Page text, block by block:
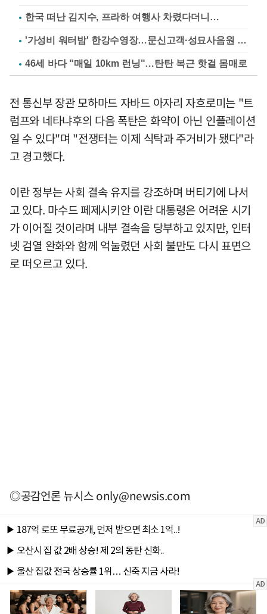
한국 떠난 김지수, 프라하 여행사 차렸다더니…
'가성비 워터밤' 한강수영장…문신고객·성묘사음원 민원
46세 바다 "매일 10km 런닝"…탄탄 복근 핫걸 몸매로
전 통신부 장관 모하마드 자바드 아자리 자흐로미는 "트
럼프와 네타냐후의 다음 폭탄은 화약이 아닌 인플레이션
일 수 있다"며 "전쟁터는 이제 식탁과 주거비가 됐다"라
고 경고했다.
이란 정부는 사회 결속 유지를 강조하며 버티기에 나서
고 있다. 마수드 페제시키안 이란 대통령은 어려운 시기
가 이어질 것이라며 내부 결속을 당부하고 있지만, 인터
넷 검열 완화와 함께 억눌렸던 사회 불만도 다시 표면으
로 떠오르고 있다.
◎공감언론 뉴시스only@newsis.com